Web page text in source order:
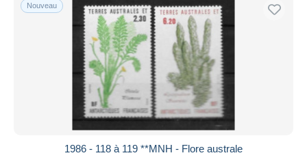
Nouveau
1986 - 118 à 119 **MNH - Flore australe